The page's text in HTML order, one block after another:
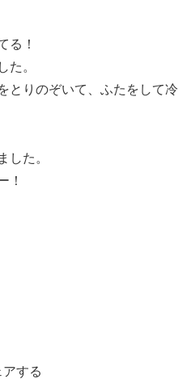
る！
た。
とりのぞいて、ふたをして冷
した。
！
アする